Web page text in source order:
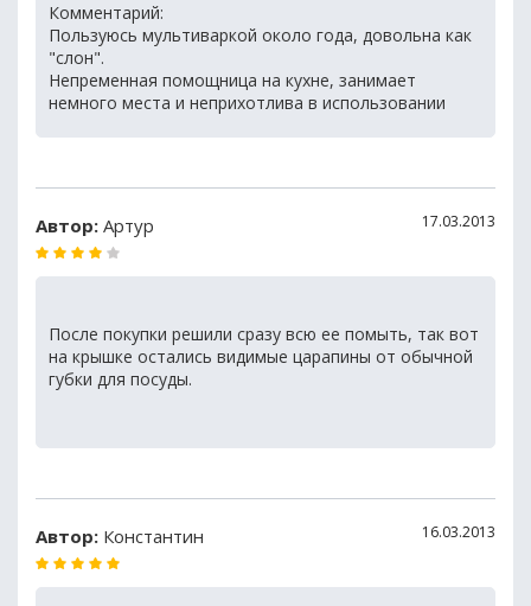
Комментарий:
Пользуюсь мультиваркой около года, довольна как
"слон".
Непременная помощница на кухне, занимает
немного места и неприхотлива в использовании
Автор: Артур 17.03.2013
После покупки решили сразу всю ее помыть, так вот
на крышке остались видимые царапины от обычной
губки для посуды.
Автор: Константин 16.03.2013